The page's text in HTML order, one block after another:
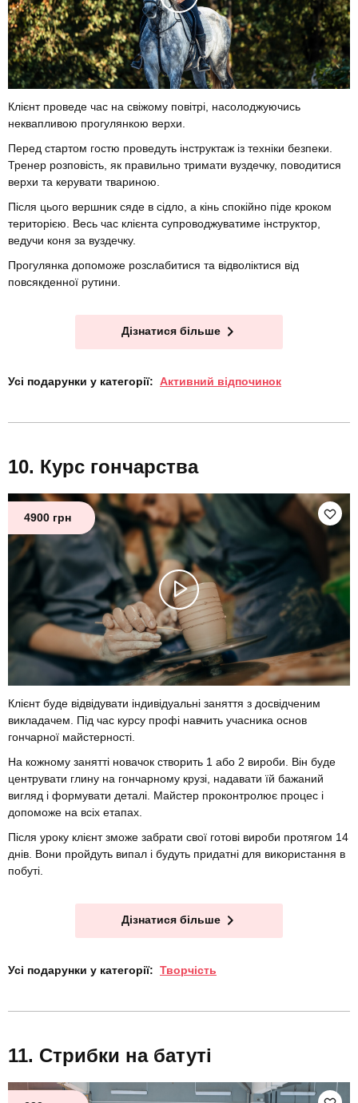
Клієнт проведе час на свіжому повітрі, насолоджуючись
неквапливою прогулянкою верхи.
Перед стартом гостю проведуть інструктаж із техніки безпеки.
Тренер розповість, як правильно тримати вуздечку, поводитися
верхи та керувати твариною.
Після цього вершник сяде в сідло, а кінь спокійно піде кроком
територією. Весь час клієнта супроводжуватиме інструктор,
ведучи коня за вуздечку.
Прогулянка допоможе розслабитися та відволіктися від
повсякденної рутини.
Дізнатися більше
Усі подарунки у категорії: Активний відпочинок
Курс гончарства
4900 грн
Клієнт буде відвідувати індивідуальні заняття з досвідченим
викладачем. Під час курсу профі навчить учасника основ
гончарної майстерності.
На кожному занятті новачок створить 1 або 2 вироби. Він буде
центрувати глину на гончарному крузі, надавати їй бажаний
вигляд і формувати деталі. Майстер проконтролює процес і
допоможе на всіх етапах.
Після уроку клієнт зможе забрати свої готові вироби протягом 14
днів. Вони пройдуть випал і будуть придатні для використання в
побуті.
Дізнатися більше
Усі подарунки у категорії: Творчість
Стрибки на батуті